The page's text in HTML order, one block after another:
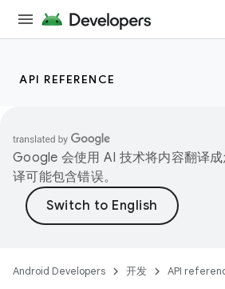
API REFERENCE
Google 会使用 AI 技术将内容翻译
译可能包含错误。
Android Developers 开发 API